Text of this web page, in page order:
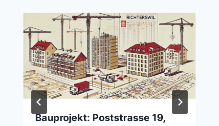
Bauprojekt: Poststrasse 19,